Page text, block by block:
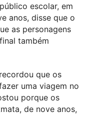
escolar, em
anos, disse que o
as personagens
também
que os
uma viagem no
porque os
de nove anos,